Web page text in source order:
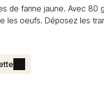
de farine jaune. Avec 80
les oeufs. Déposez les